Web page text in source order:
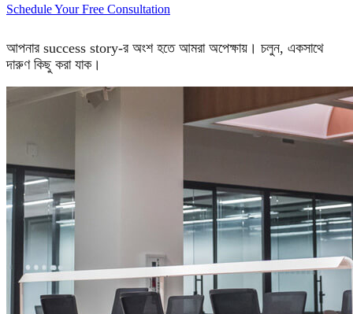
Schedule Your Free Consultation
আপনার success story-র অংশ হতে আমরা অপেক্ষায়। চলুন, একসাথে
দারুণ কিছু করা যাক।